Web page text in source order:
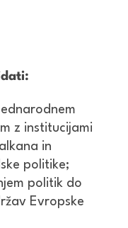
z institucijami
in
politike;
politik do
Evropske